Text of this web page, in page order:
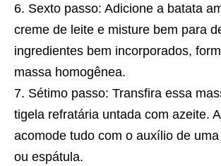
Sexto passo: Adicione a batata
creme de leite e misture bem para
ingredientes bem incorporados,
massa homogênea.
Sétimo passo: Transfira essa
tigela refratária untada com azeite.
acomode tudo com o auxílio de
ou espátula.